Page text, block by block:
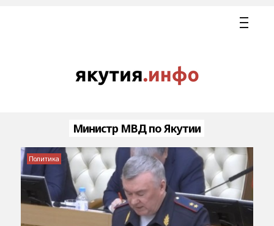
Министр МВД по Якутии
Политика